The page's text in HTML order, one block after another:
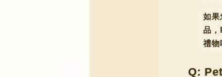
如果
品，
禮物
Q: